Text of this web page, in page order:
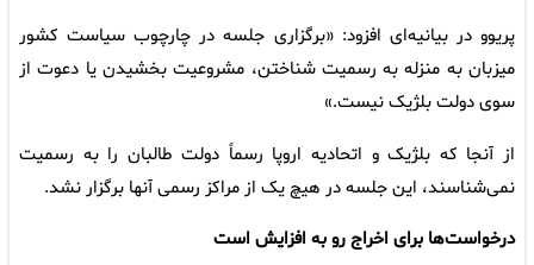
پریوو در بیانیه‌ای افزود: «برگزاری جلسه در چارچوب سیاست کشور
میزبان به منزله به رسمیت شناختن، مشروعیت بخشیدن یا دعوت از
سوی دولت بلژیک نیست.»
از آنجا که بلژیک و اتحادیه اروپا رسماً دولت طالبان را به رسمیت
نمی‌شناسند، این جلسه در هیچ یک از مراکز رسمی آنها برگزار نشد.
درخواست‌ها برای اخراج رو به افزایش است